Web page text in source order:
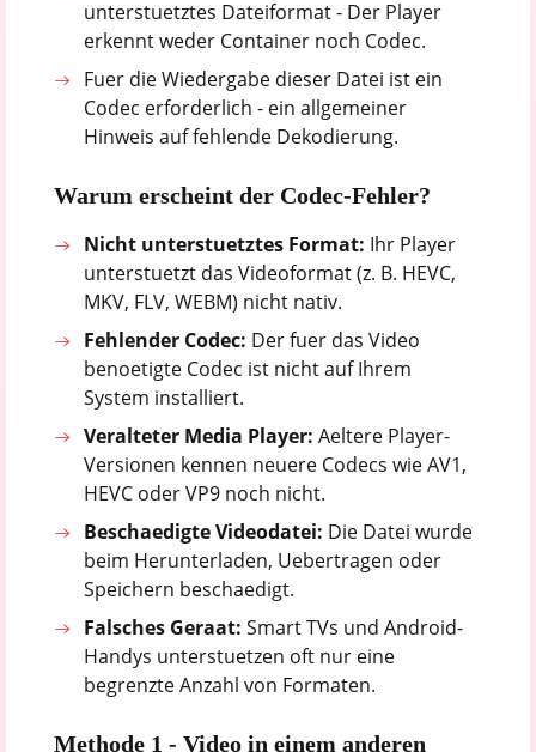
unterstuetztes Dateiformat - Der Player
erkennt weder Container noch Codec.
Fuer die Wiedergabe dieser Datei ist ein
Codec erforderlich - ein allgemeiner
Hinweis auf fehlende Dekodierung.
Warum erscheint der Codec-Fehler?
Nicht unterstuetztes Format: Ihr Player
unterstuetzt das Videoformat (z. B. HEVC,
MKV, FLV, WEBM) nicht nativ.
Fehlender Codec: Der fuer das Video
benoetigte Codec ist nicht auf Ihrem
System installiert.
Veralteter Media Player: Aeltere Player-
Versionen kennen neuere Codecs wie AV1,
HEVC oder VP9 noch nicht.
Beschaedigte Videodatei: Die Datei wurde
beim Herunterladen, Uebertragen oder
Speichern beschaedigt.
Falsches Geraat: Smart TVs und Android-
Handys unterstuetzen oft nur eine
begrenzte Anzahl von Formaten.
Methode 1 - Video in einem anderen